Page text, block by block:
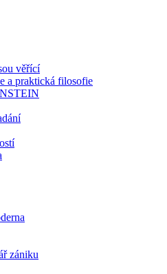
věřící
a praktická filosofie
zániku